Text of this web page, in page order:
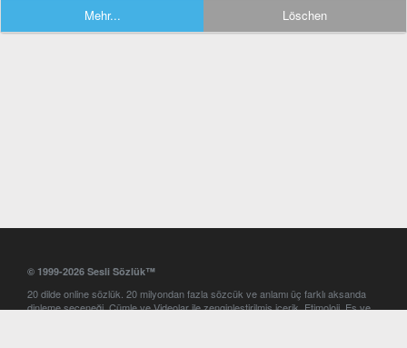
Mehr... Löschen
© 1999-2026 Sesli Sözlük™
20 dilde online sözlük. 20 milyondan fazla sözcük ve anlamı üç farklı aksanda
dinleme seçeneği. Cümle ve Videolar ile zenginleştirilmiş içerik. Etimoloji, Eş ve